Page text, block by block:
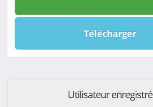
Télécharger
Utilisateur enregistré